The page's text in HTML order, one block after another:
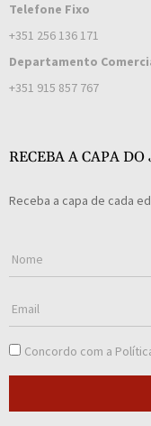
Telefone Fixo
+351 256 136 171
Departamento
+351 915 857 767
RECEBA A CAPA
Receba a capa de cada
Concordo com a